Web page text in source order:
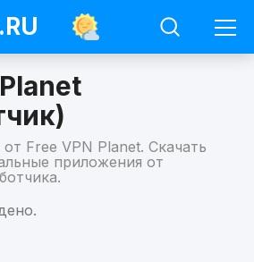
.RU
Free VPN Planet. Скачать
приложения от